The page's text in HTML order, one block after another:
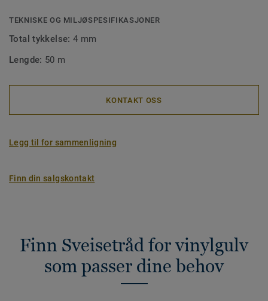
TEKNISKE OG MILJØSPESIFIKASJONER
Total tykkelse:4 mm
Lengde: 50 m
KONTAKT OSS
Legg til for sammenligning
Finn din salgskontakt
Finn Sveisetråd for vinylgulv
som passer dine behov